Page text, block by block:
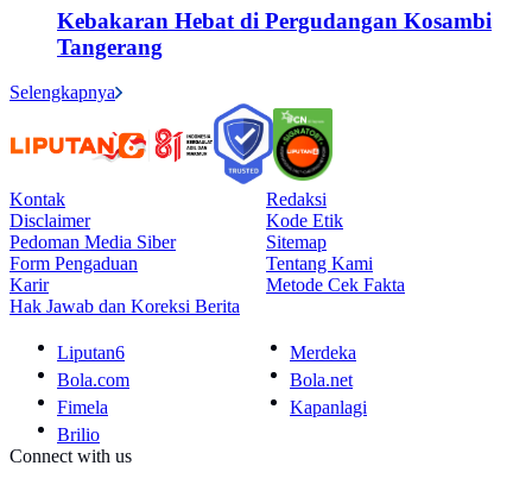
Kebakaran Hebat di Pergudangan Kosambi
Tangerang
Selengkapnya
Kontak
Redaksi
Disclaimer
Kode Etik
Pedoman Media Siber
Sitemap
Form Pengaduan
Tentang Kami
Karir
Metode Cek Fakta
Hak Jawab dan Koreksi Berita
Liputan6
Merdeka
Bola.com
Bola.net
Fimela
Kapanlagi
Brilio
Connect with us